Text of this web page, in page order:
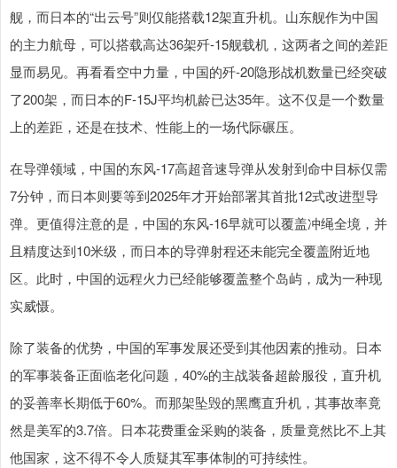
舰，而日本的“出云号”则仅能搭载12架直升机。山东舰作为中国
的主力航母，可以搭载高达36架歼-15舰载机，这两者之间的差距
显而易见。再看看空中力量，中国的歼-20隐形战机数量已经突破
了200架，而日本的F-15J平均机龄已达35年。这不仅是一个数量
上的差距，还是在技术、性能上的一场代际碾压。
在导弹领域，中国的东风-17高超音速导弹从发射到命中目标仅需
7分钟，而日本则要等到2025年才开始部署其首批12式改进型导
弹。更值得注意的是，中国的东风-16早就可以覆盖冲绳全境，并
且精度达到10米级，而日本的导弹射程还未能完全覆盖附近地
区。此时，中国的远程火力已经能够覆盖整个岛屿，成为一种现
实威慑。
除了装备的优势，中国的军事发展还受到其他因素的推动。日本
的军事装备正面临老化问题，40%的主战装备超龄服役，直升机
的妥善率长期低于60%。而那架坠毁的黑鹰直升机，其事故率竟
然是美军的3.7倍。日本花费重金采购的装备，质量竟然比不上其
他国家，这不得不令人质疑其军事体制的可持续性。